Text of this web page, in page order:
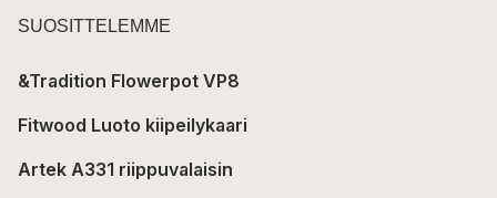
SUOSITTELEMME
&Tradition Flowerpot VP8
Fitwood Luoto kiipeilykaari
Artek A331 riippuvalaisin